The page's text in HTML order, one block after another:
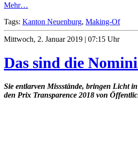
Mehr…
Tags: Kanton Neuenburg, Making-Of
Mittwoch, 2. Januar 2019 | 07:15 Uhr
Das sind die
Sie entlarven Missstände, bringen Licht
den Prix Transparence 2018 von